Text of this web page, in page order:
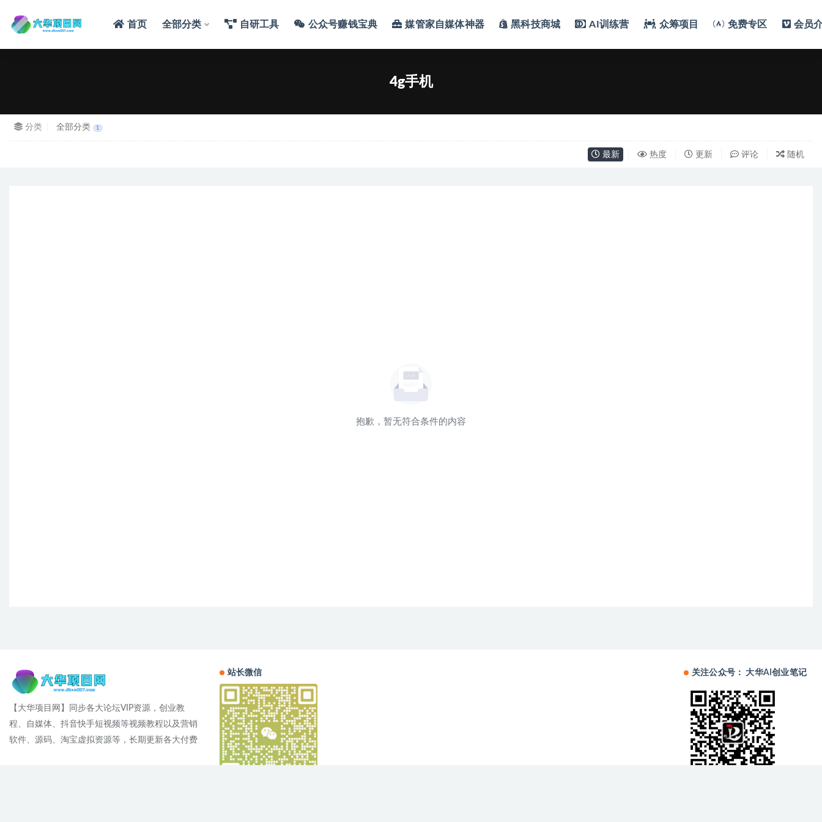
首页 全部分类 自研工具 公众号赚钱宝典 媒管家自媒体神器 黑科技商城 AI训练营 众筹项目 免费专区 会员
4g手机
分类 全部分类 1
最新 热度 更新 评论 随机
抱歉，暂无符合条件的内容
【大华项目网】同步各大论坛VIP资源，创业教
程、自媒体、抖音快手短视频等视频教程以及营销
软件、源码、淘宝虚拟资源等，长期更新各大付费
站长微信 关注公众号： 大华AI创业笔记